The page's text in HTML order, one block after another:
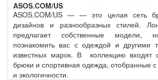
ASOS.COM/US
ASOS.COM/US — — это целая сеть
дизайнов и разнообразных стилей.
предлагает собственные
познакомить вас с одеждой и другими
известных марок. В коллекцию входят
брюки и спортивная одежда, отобранные с
и экологичности.